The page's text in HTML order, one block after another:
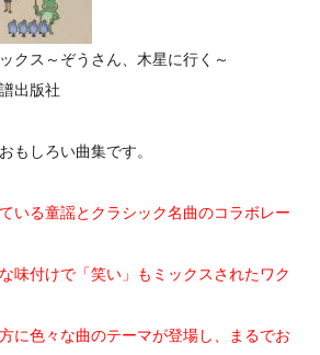
クス～ぞうさん、木星に行く～
出版社
もしろい曲集です。
いる童謡とクラシック名曲のコラボレー
味付けで「笑い」もミックスされたワク
に色々な曲のテーマが登場し、まるでお